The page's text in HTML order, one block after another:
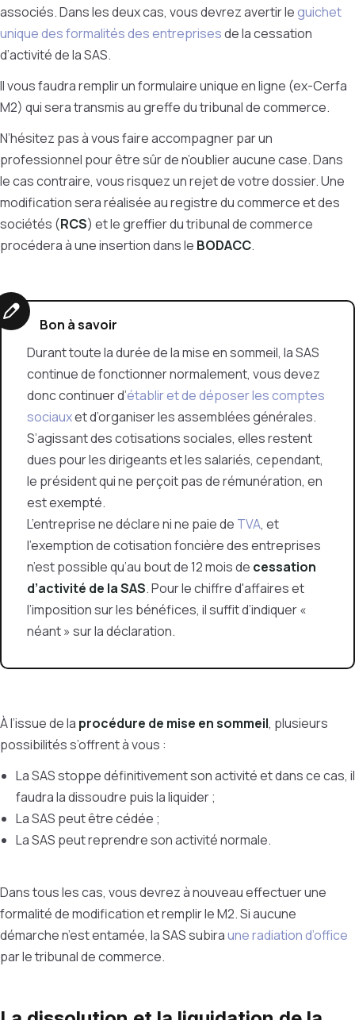
associés. Dans les deux cas, vous devrez avertir leguichet
unique des formalités des entreprisesde la cessation
d’activité de la SAS.
Il vous faudra remplir un formulaire unique en ligne (ex-Cerfa
M2) qui sera transmis au greffe du tribunal de commerce.
N’hésitez pas à vous faire accompagner par un
professionnel pour être sûr de n’oublier aucune case. Dans
le cas contraire, vous risquez un rejet de votre dossier. Une
modification sera réalisée au registre du commerce et des
sociétés (RCS) et le greffier du tribunal de commerce
procédera à une insertion dans le BODACC.
Bon à savoir
Durant toute la durée de la mise en sommeil, la SAS
continue de fonctionner normalement, vous devez
donc continuer d’établir et de déposer les comptes
sociauxet d’organiser les assemblées générales.
S’agissant des cotisations sociales, elles restent
dues pour les dirigeants et les salariés, cependant,
le président qui ne perçoit pas de rémunération, en
est exempté.
L’entreprise ne déclare ni ne paie de TVA, et
l’exemption de cotisation foncière des entreprises
n’est possible qu’au bout de 12 mois de cessation
d’activité de la SAS. Pour le chiffre d'affaires et
l’imposition sur les bénéfices, il suffit d’indiquer «
néant » sur la déclaration.
À l’issue de la procédure de mise en sommeil, plusieurs
possibilités s’offrent à vous :
La SAS stoppe définitivement son activité et dans ce cas, il
faudra la dissoudre puis la liquider ;
La SAS peut être cédée ;
La SAS peut reprendre son activité normale.
Dans tous les cas, vous devrez à nouveau effectuer une
formalité de modification et remplir le M2. Si aucune
démarche n’est entamée, la SAS subiraune radiation d’office
par le tribunal de commerce.